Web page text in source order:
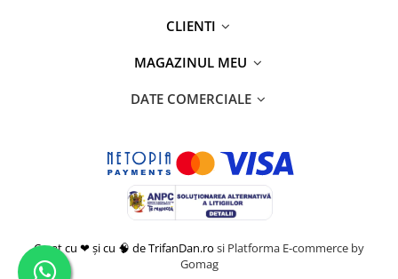
CLIENTI
MAGAZINUL MEU
DATE COMERCIALE
Creat cu ❤ și cu 🧠 de TrifanDan.ro si Platforma E-commerce by
Gomag